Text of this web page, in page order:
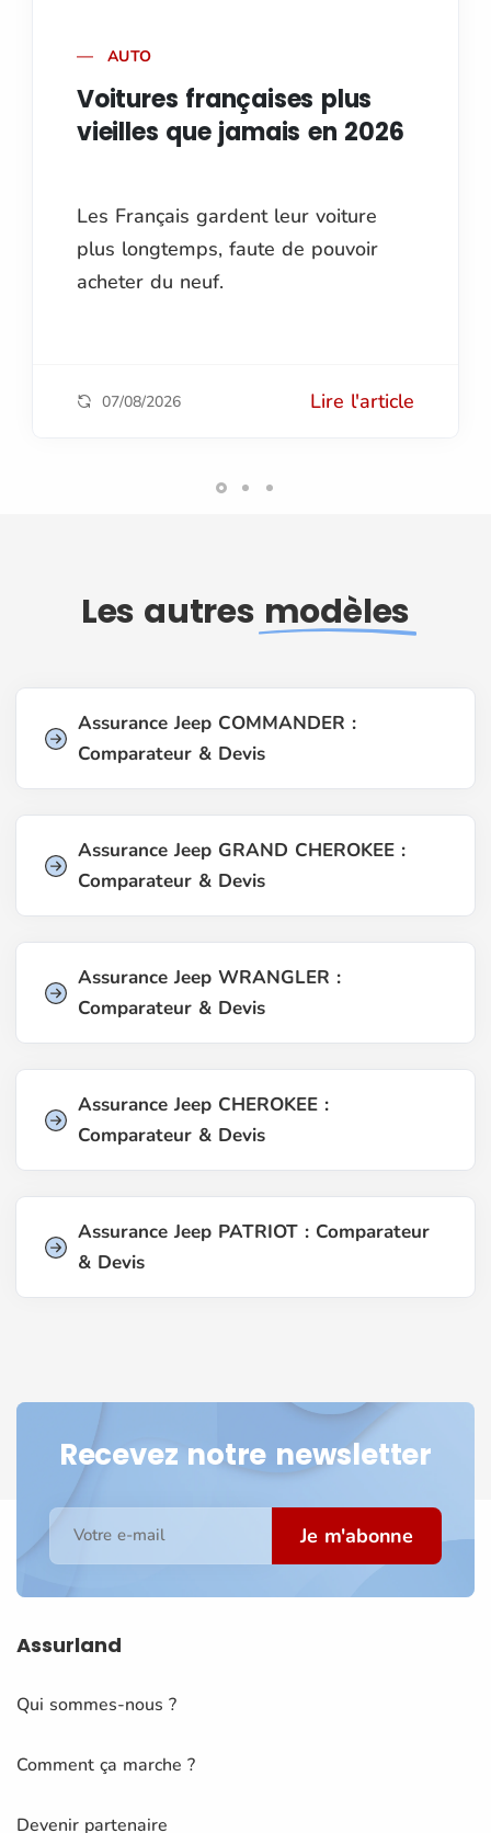
AUTO
Voitures françaises plus
vieilles que jamais en 2026
Les Français gardent leur voiture
plus longtemps, faute de pouvoir
acheter du neuf.
07/08/2026 Lire l'article
Les autres modèles
Assurance Jeep COMMANDER :
Comparateur & Devis
Assurance Jeep GRAND CHEROKEE :
Comparateur & Devis
Assurance Jeep WRANGLER :
Comparateur & Devis
Assurance Jeep CHEROKEE :
Comparateur & Devis
Assurance Jeep PATRIOT : Comparateur
& Devis
Recevez notre newsletter
Votre e-mail Je m'abonne
Assurland
Qui sommes-nous ?
Comment ça marche ?
Devenir partenaire